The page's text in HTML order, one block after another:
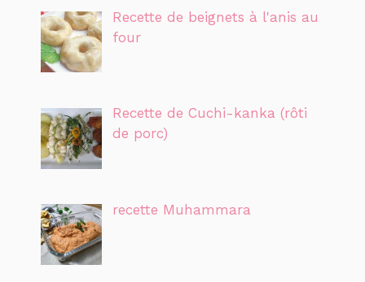
Recette de beignets à l'anis au
four
Recette de Cuchi-kanka (rôti
de porc)
recette Muhammara